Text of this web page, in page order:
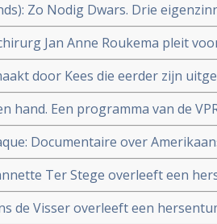
Zo Nodig Dwars. Drie
copy 1
Jan Anne Roukema pleit
doorbehandelen of stoppen.
door Kees die eerder zijn
hand. Een programma van de
kanker.
Documentaire over
breken en vochten voor
Ter Stege overleeft een
en aanvullende
de Visser overleeft een